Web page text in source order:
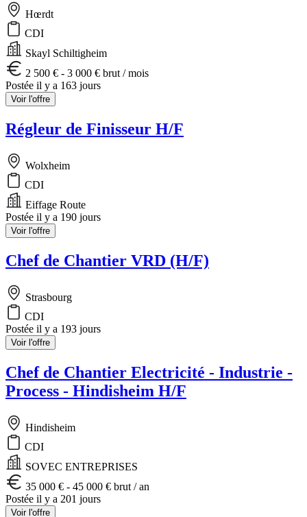
Hœrdt
CDI
Skayl Schiltigheim
2 500 € - 3 000 € brut / mois
Postée il y a 163 jours
Voir l'offre
Régleur de Finisseur H/F
Wolxheim
CDI
Eiffage Route
Postée il y a 190 jours
Voir l'offre
Chef de Chantier VRD (H/F)
Strasbourg
CDI
Postée il y a 193 jours
Voir l'offre
Chef de Chantier Electricité - Industrie -
Process - Hindisheim H/F
Hindisheim
CDI
SOVEC ENTREPRISES
35 000 € - 45 000 € brut / an
Postée il y a 201 jours
Voir l'offre